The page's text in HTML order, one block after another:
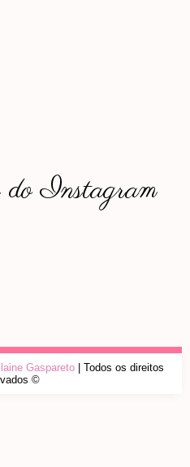
Instagram
Gaspareto | Todos os direitos
©